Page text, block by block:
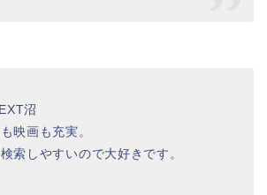
沼
映画も充実。
索しやすいので大好きです。